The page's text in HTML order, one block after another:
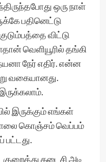
ஒரு நாள்
பதினெட்டு
விட்டு
வெளியூரில் தங்கி
நேர் எதிர். என்ன
வகையானது.
இருக்கும் எங்கள்
கொஞ்சம் வெப்பம்
பட்டது.
கடைசி அடி